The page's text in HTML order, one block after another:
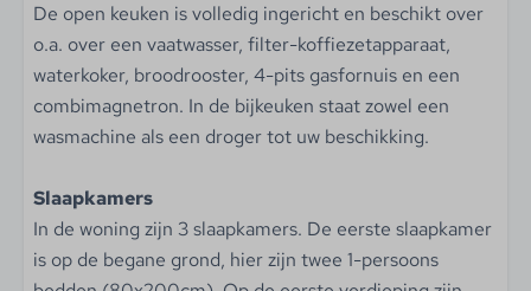
Tweede toilet
Slaapkamer
Aantal tweepersoonsbedden: 1
Kledingkast
Wassen & drogen
De open keuken is volledig ingericht en beschikt over
o.a. over een vaatwasser, filter-koffiezetapparaat,
waterkoker, broodrooster, 4-pits gasfornuis en een
combimagnetron. In de bijkeuken staat zowel een
wasmachine als een droger tot uw beschikking.
Slaapkamers
In de woning zijn 3 slaapkamers. De eerste slaapkamer
is op de begane grond, hier zijn twee 1-persoons